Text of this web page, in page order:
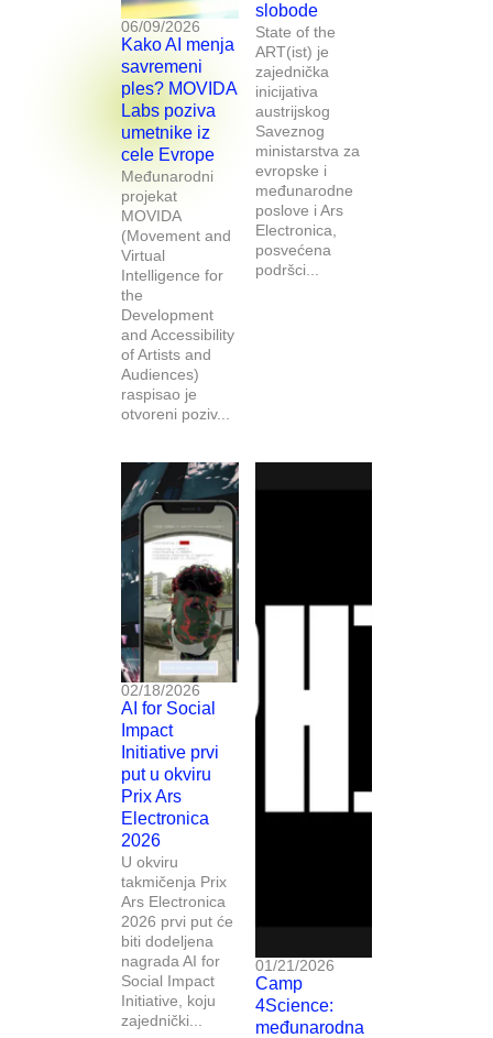
06/09/2026
Kako AI menja
savremeni
ples? MOVIDA
Labs poziva
umetnike iz
cele Evrope
Međunarodni
projekat
MOVIDA
(Movement and
Virtual
Intelligence for
the
Development
and Accessibility
of Artists and
Audiences)
raspisao je
otvoreni poziv...
slobode
State of the
ART(ist) je
zajednička
inicijativa
austrijskog
Saveznog
ministarstva za
evropske i
međunarodne
poslove i Ars
Electronica,
posvećena
podršci...
02/18/2026
AI for Social
Impact
Initiative prvi
put u okviru
Prix Ars
Electronica
2026
U okviru
takmičenja Prix
Ars Electronica
2026 prvi put će
biti dodeljena
nagrada AI for
Social Impact
Initiative, koju
zajednički...
01/21/2026
Camp
4Science:
međunarodna